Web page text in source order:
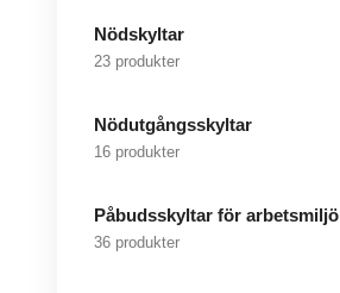
Nödskyltar
23 produkter
Nödutgångsskyltar
16 produkter
Påbudsskyltar för arbetsmiljö
36 produkter